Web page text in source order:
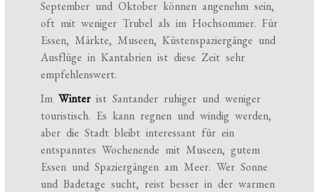
September und Oktober können angenehm sein,
oft mit weniger Trubel als im Hochsommer. Für
Essen, Märkte, Museen, Küstenspaziergänge und
Ausflüge in Kantabrien ist diese Zeit sehr
empfehlenswert.
ImWinterist Santander ruhiger und weniger
touristisch. Es kann regnen und windig werden,
aber die Stadt bleibt interessant für ein
entspanntes Wochenende mit Museen, gutem
Essen und Spaziergängen am Meer. Wer Sonne
und Badetage sucht, reist besser in der warmen